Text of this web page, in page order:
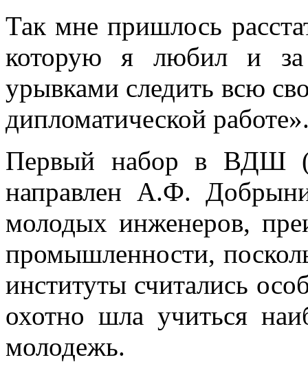
Так мне пришлось
которую я любил и за
урывками следить всю
дипломатической
Первый набор в ВДШ
направлен А.Ф.
молодых инженеров,
промышленности,
институты считались
охотно шла учиться
молодежь.